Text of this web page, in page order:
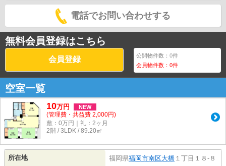
電話でお問い合わせする
無料会員登録はこちら
会員登録 公開物件数：0件
会員物件数：0件
空室一覧
10万円 NEW
(管理費・共益費 2,000円)
敷：0万円｜礼：2ヶ月
2階 / 3LDK / 89.20㎡
所在地 福岡県福岡市南区大橋 １丁目１８-８